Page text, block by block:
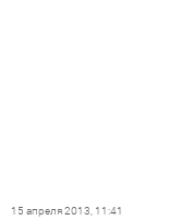
15 апреля 2013, 11:41